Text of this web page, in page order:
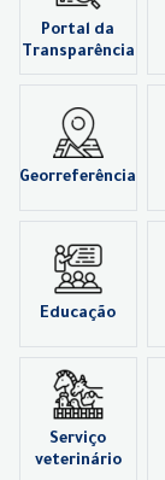
Portal da
Transparência
Georreferência
Educação
Serviço
veterinário